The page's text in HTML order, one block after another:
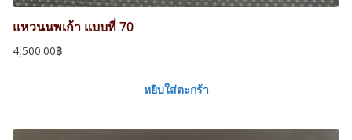
แหวนนพเก้า แบบที่ 70
4,500.00฿
หยิบใส่ตะกร้า